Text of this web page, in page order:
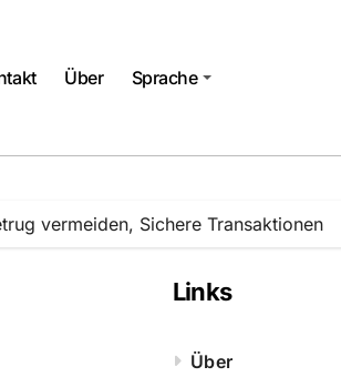
Über Sprache
vermeiden, Sichere Transaktionen
Links
Über